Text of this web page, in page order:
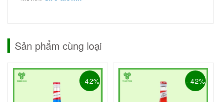
Sản phẩm cùng loại
- 42% - 42%